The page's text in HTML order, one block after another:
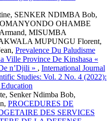
SENKER NDIMBA Bob,
OHAMBE
MISUMBA
MUPUNGU Florent,
Prevalence Du Paludisme
Ville Province De Kinshasa «
n’Djili » , International Journal
Studies: Vol. 2 No. 4 (2022):
Senker Ndimba Bob,
PROCEDURES DE
DES SERVICES